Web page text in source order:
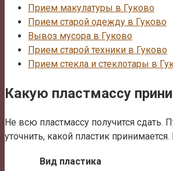
Прием макулатуры в Гуково
Прием старой одежду в Гуково
Вывоз мусора в Гуково
Прием старой техники в Гуково
Прием стекла и стеклотары в
Какую пластмассу
Не всю пластмассу получится сдать.
уточнить, какой пластик
Вид пластика